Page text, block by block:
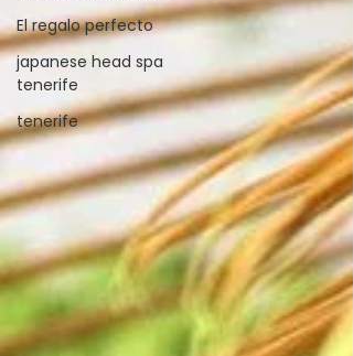
El regalo perfecto
japanese head spa
tenerife
tenerife